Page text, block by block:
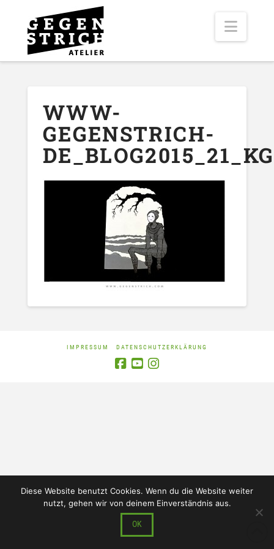
WWW-
GEGENSTRICH-
IMPRESSUM DATENSCHUTZERKLÄRUNG
Diese Website benutzt Cookies. Wenn du die Website weiter
nutzt, gehen wir von deinem Einverständnis aus.
OK